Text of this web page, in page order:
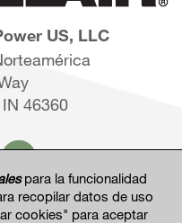
US, LLC
46360
para la funcionalidad
recopilar datos de uso
cookies" para aceptar